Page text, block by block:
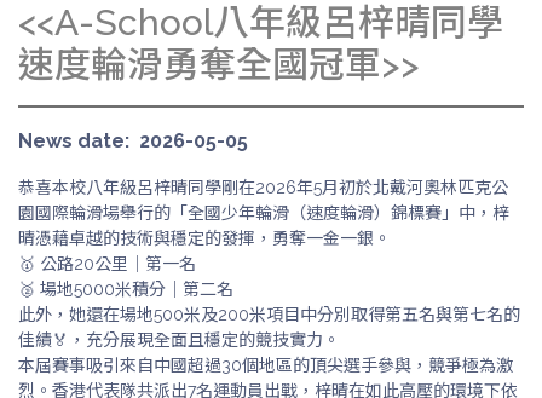
<<A-School八年級呂梓晴同學
速度輪滑勇奪全國冠軍>>
News date 2026-05-05
恭喜本校八年級呂梓晴同學剛在2026年5月初於北戴河奧林匹克公
園國際輪滑場舉行的「全國少年輪滑（速度輪滑）錦標賽」中，梓
晴憑藉卓越的技術與穩定的發揮，勇奪一金一銀。
🥇 公路20公里｜第一名
🥈 場地5000米積分｜第二名
此外，她還在場地500米及200米項目中分別取得第五名與第七名的
佳績🏅，充分展現全面且穩定的競技實力。
本屆賽事吸引來自中國超過30個地區的頂尖選手參與，競爭極為激
烈。香港代表隊共派出7名運動員出戰，梓晴在如此高壓的環境下依